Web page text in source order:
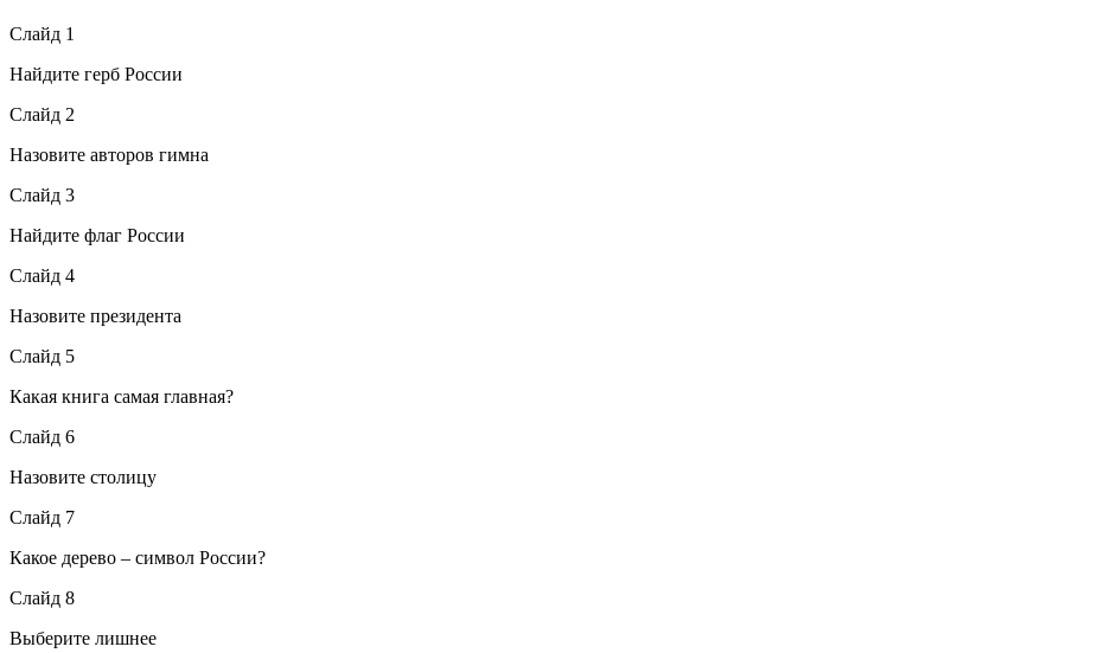
Слайд 1
Найдите герб России
Слайд 2
Назовите авторов гимна
Слайд 3
Найдите флаг России
Слайд 4
Назовите президента
Слайд 5
Какая книга самая главная?
Слайд 6
Назовите столицу
Слайд 7
Какое дерево – символ России?
Слайд 8
Выберите лишнее